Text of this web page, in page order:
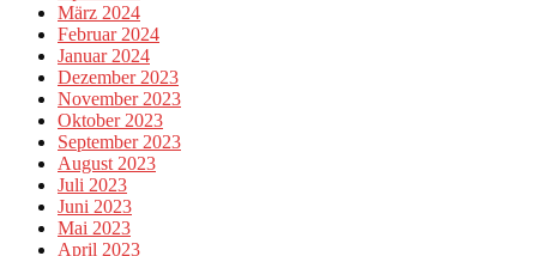
März 2024
Februar 2024
Januar 2024
Dezember 2023
November 2023
Oktober 2023
September 2023
August 2023
Juli 2023
Juni 2023
Mai 2023
April 2023